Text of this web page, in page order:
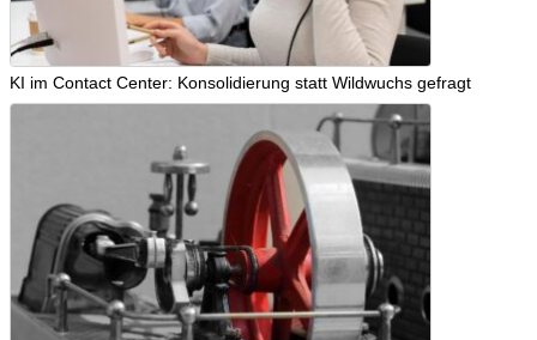
KI im Contact Center: Konsolidierung statt Wildwuchs gefragt